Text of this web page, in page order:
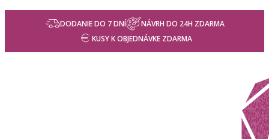
DODANIE DO 7 DNÍ
NÁVRH DO 24H ZDARMA
KUSY K OBJEDNÁVKE ZDARMA